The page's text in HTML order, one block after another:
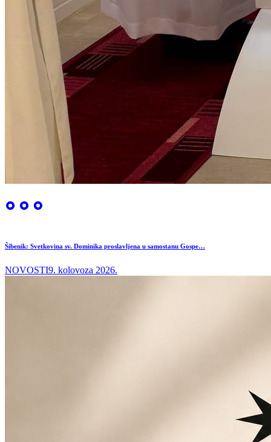
Šibenik: Svetkovina sv. Dominika proslavljena u samostanu Gospe…
NOVOSTI9. kolovoza 2026.